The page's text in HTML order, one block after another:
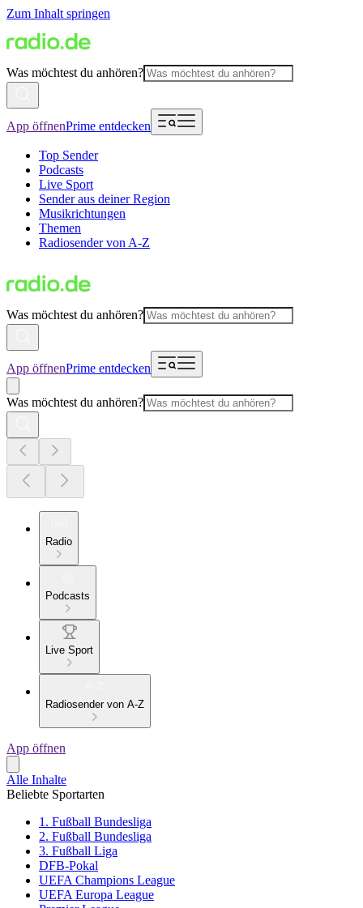
Zum Inhalt springen
Was möchtest du anhören?
App öffnenPrime entdecken
Top Sender
Podcasts
Live Sport
Sender aus deiner Region
Musikrichtungen
Themen
Radiosender von A-Z
Was möchtest du anhören?
App öffnenPrime entdecken
Was möchtest du anhören?
Radio
Podcasts
Live Sport
Radiosender von A-Z
App öffnen
Alle Inhalte
Beliebte Sportarten
1. Fußball Bundesliga
2. Fußball Bundesliga
3. Fußball Liga
DFB-Pokal
UEFA Champions League
UEFA Europa League